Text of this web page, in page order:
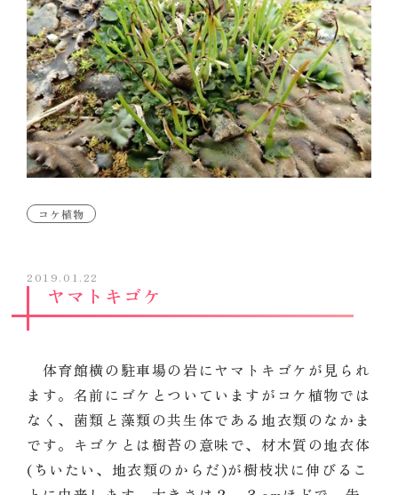
コケ植物
2019.01.22
ヤマトキゴケ
体育館横の駐車場の岩にヤマトキゴケが見られ
ます。名前にゴケとついていますがコケ植物では
なく、菌類と藻類の共生体である地衣類のなかま
です。キゴケとは樹苔の意味で、材木質の地衣体
(ちいたい、地衣類のからだ)が樹枝状に伸びるこ